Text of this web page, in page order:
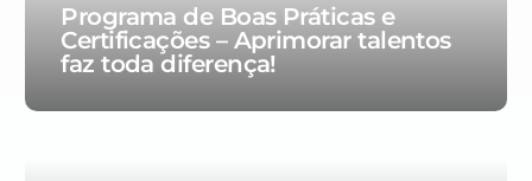
Programa de Boas Práticas e
Certificações – Aprimorar talentos
faz toda diferença!